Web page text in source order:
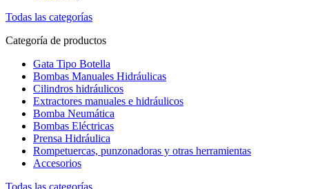
Todas las categorías
Categoría de productos
Gata Tipo Botella
Bombas Manuales Hidráulicas
Cilindros hidráulicos
Extractores manuales e hidráulicos
Bomba Neumática
Bombas Eléctricas
Prensa Hidráulica
Rompetuercas, punzonadoras y otras herramientas
Accesorios
Todas las categorías